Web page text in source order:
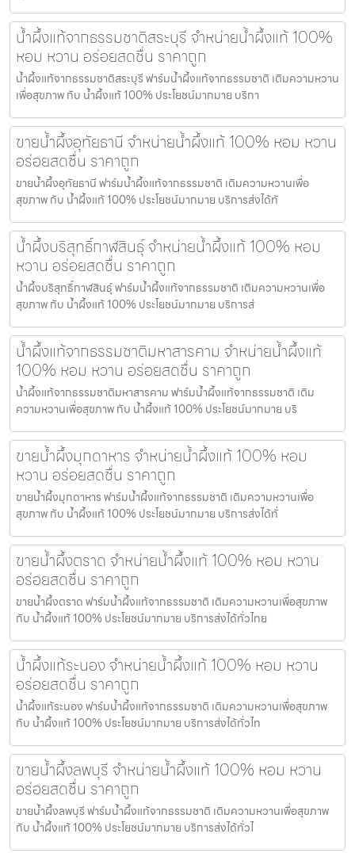
น้ำผึ้งแท้จากธรรมชาติสระบุรี จำหน่ายน้ำผึ้งแท้ 100%
หอม หวาน อร่อยสดชื่น ราคาถูก
น้ำผึ้งแท้จากธรรมชาติสระบุรี ฟาร์มน้ำผึ้งแท้จากธรรมชาติ เติมความหวาน
เพื่อสุขภาพ กับ น้ำผึ้งแท้ 100% ประโยชน์มากมาย บริกา
ขายน้ำผึ้งอุทัยธานี จำหน่ายน้ำผึ้งแท้ 100% หอม หวาน
อร่อยสดชื่น ราคาถูก
ขายน้ำผึ้งอุทัยธานี ฟาร์มน้ำผึ้งแท้จากธรรมชาติ เติมความหวานเพื่อ
สุขภาพ กับ น้ำผึ้งแท้ 100% ประโยชน์มากมาย บริการส่งได้ทั
น้ำผึ้งบริสุทธิ์กาฬสินธุ์ จำหน่ายน้ำผึ้งแท้ 100% หอม
หวาน อร่อยสดชื่น ราคาถูก
น้ำผึ้งบริสุทธิ์กาฬสินธุ์ ฟาร์มน้ำผึ้งแท้จากธรรมชาติ เติมความหวานเพื่อ
สุขภาพ กับ น้ำผึ้งแท้ 100% ประโยชน์มากมาย บริการส่
น้ำผึ้งแท้จากธรรมชาติมหาสารคาม จำหน่ายน้ำผึ้งแท้
100% หอม หวาน อร่อยสดชื่น ราคาถูก
น้ำผึ้งแท้จากธรรมชาติมหาสารคาม ฟาร์มน้ำผึ้งแท้จากธรรมชาติ เติม
ความหวานเพื่อสุขภาพ กับ น้ำผึ้งแท้ 100% ประโยชน์มากมาย บริ
ขายน้ำผึ้งมุกดาหาร จำหน่ายน้ำผึ้งแท้ 100% หอม
หวาน อร่อยสดชื่น ราคาถูก
ขายน้ำผึ้งมุกดาหาร ฟาร์มน้ำผึ้งแท้จากธรรมชาติ เติมความหวานเพื่อ
สุขภาพ กับ น้ำผึ้งแท้ 100% ประโยชน์มากมาย บริการส่งได้ทั่
ขายน้ำผึ้งตราด จำหน่ายน้ำผึ้งแท้ 100% หอม หวาน
อร่อยสดชื่น ราคาถูก
ขายน้ำผึ้งตราด ฟาร์มน้ำผึ้งแท้จากธรรมชาติ เติมความหวานเพื่อสุขภาพ
กับ น้ำผึ้งแท้ 100% ประโยชน์มากมาย บริการส่งได้ทั่วไทย
น้ำผึ้งแท้ระนอง จำหน่ายน้ำผึ้งแท้ 100% หอม หวาน
อร่อยสดชื่น ราคาถูก
น้ำผึ้งแท้ระนอง ฟาร์มน้ำผึ้งแท้จากธรรมชาติ เติมความหวานเพื่อสุขภาพ
กับ น้ำผึ้งแท้ 100% ประโยชน์มากมาย บริการส่งได้ทั่วไท
ขายน้ำผึ้งลพบุรี จำหน่ายน้ำผึ้งแท้ 100% หอม หวาน
อร่อยสดชื่น ราคาถูก
ขายน้ำผึ้งลพบุรี ฟาร์มน้ำผึ้งแท้จากธรรมชาติ เติมความหวานเพื่อสุขภาพ
กับ น้ำผึ้งแท้ 100% ประโยชน์มากมาย บริการส่งได้ทั่วไ